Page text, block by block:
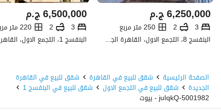
ج.م6,250,000
3
2
250 متر مربع
البنفسج 8، التجمع الاول، القاهرة الجديدة، القاهرة
ج.م6,500,000
3
2 220 متر مربع
الصفحة الرئيسية شقق للبيع في القاهرة شقق للبيع في القاهرة
الجديدة شقق للبيع في التجمع الاول شقق للبيع في البنفسج 1
5001982-juIqkQ - بيوت